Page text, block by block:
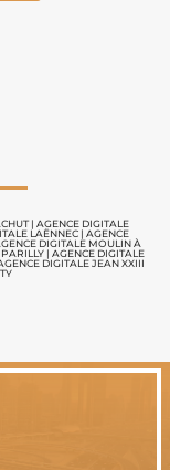
| AGENCE DIGITALE
LAËNNEC | AGENCE
DIGITALE MOULIN À
| AGENCE DIGITALE
DIGITALE JEAN XXIII